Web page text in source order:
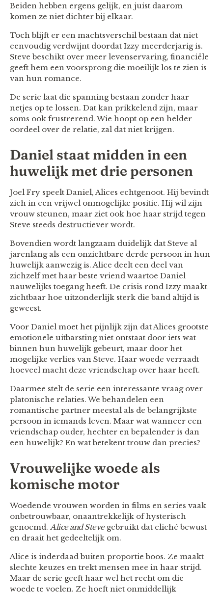
Beiden hebben ergens gelijk, en juist daarom
komen ze niet dichter bij elkaar.
Toch blijft er een machtsverschil bestaan dat niet
eenvoudig verdwijnt doordat Izzy meerderjarig is.
Steve beschikt over meer levenservaring, financiële
geeft hem een voorsprong die moeilijk los te zien is
van hun romance.
De serie laat die spanning bestaan zonder haar
netjes op te lossen. Dat kan prikkelend zijn, maar
soms ook frustrerend. Wie hoopt op een helder
oordeel over de relatie, zal dat niet krijgen.
Daniel staat midden in een
huwelijk met drie personen
Joel Fry speelt Daniel, Alices echtgenoot. Hij bevindt
zich in een vrijwel onmogelijke positie. Hij wil zijn
vrouw steunen, maar ziet ook hoe haar strijd tegen
Steve steeds destructiever wordt.
Bovendien wordt langzaam duidelijk dat Steve al
jarenlang als een onzichtbare derde persoon in hun
huwelijk aanwezig is. Alice deelt een deel van
zichzelf met haar beste vriend waartoe Daniel
nauwelijks toegang heeft. De crisis rond Izzy maakt
zichtbaar hoe uitzonderlijk sterk die band altijd is
geweest.
Voor Daniel moet het pijnlijk zijn dat Alices grootste
emotionele uitbarsting niet ontstaat door iets wat
binnen hun huwelijk gebeurt, maar door het
mogelijke verlies van Steve. Haar woede verraadt
hoeveel macht deze vriendschap over haar heeft.
Daarmee stelt de serie een interessante vraag over
platonische relaties. We behandelen een
romantische partner meestal als de belangrijkste
persoon in iemands leven. Maar wat wanneer een
vriendschap ouder, hechter en bepalender is dan
een huwelijk? En wat betekent trouw dan precies?
Vrouwelijke woede als
komische motor
Woedende vrouwen worden in films en series vaak
onbetrouwbaar, onaantrekkelijk of hysterisch
genoemd. Alice and Stevegebruikt dat cliché bewust
en draait het gedeeltelijk om.
Alice is inderdaad buiten proportie boos. Ze maakt
slechte keuzes en trekt mensen mee in haar strijd.
Maar de serie geeft haar wel het recht om die
woede te voelen. Ze hoeft niet onmiddellijk